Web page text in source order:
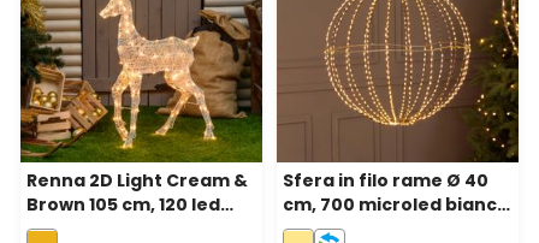
Renna 2D Light Cream &
Brown 105 cm, 120 led
bianco extra caldo
Sfera in filo rame Ø 40
cm, 700 microled bianco
caldo